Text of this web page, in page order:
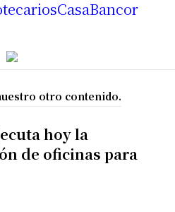
otro contenido.
hoy la
de oficinas para